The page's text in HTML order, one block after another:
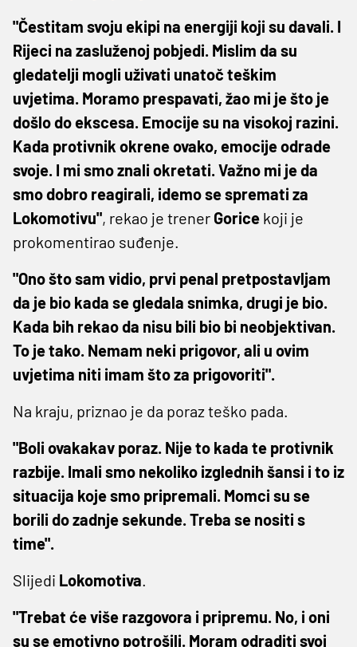
"Čestitam svoju ekipi na energiji koji su davali. I
Rijeci na zasluženoj pobjedi. Mislim da su
gledatelji mogli uživati unatoč teškim
uvjetima. Moramo prespavati, žao mi je što je
došlo do ekscesa. Emocije su na visokoj razini.
Kada protivnik okrene ovako, emocije odrade
svoje. I mi smo znali okretati. Važno mi je da
smo dobro reagirali, idemo se spremati za
Lokomotivu", rekao je trener Gorice koji je
prokomentirao suđenje.
"Ono što sam vidio, prvi penal pretpostavljam
da je bio kada se gledala snimka, drugi je bio.
Kada bih rekao da nisu bili bio bi neobjektivan.
To je tako. Nemam neki prigovor, ali u ovim
uvjetima niti imam što za prigovoriti".
Na kraju, priznao je da poraz teško pada.
"Boli ovakakav poraz. Nije to kada te protivnik
razbije. Imali smo nekoliko izglednih šansi i to iz
situacija koje smo pripremali. Momci su se
borili do zadnje sekunde. Treba se nositi s
time".
Slijedi Lokomotiva.
"Trebat će više razgovora i pripremu. No, i oni
su se emotivno potrošili. Moram odraditi svoj